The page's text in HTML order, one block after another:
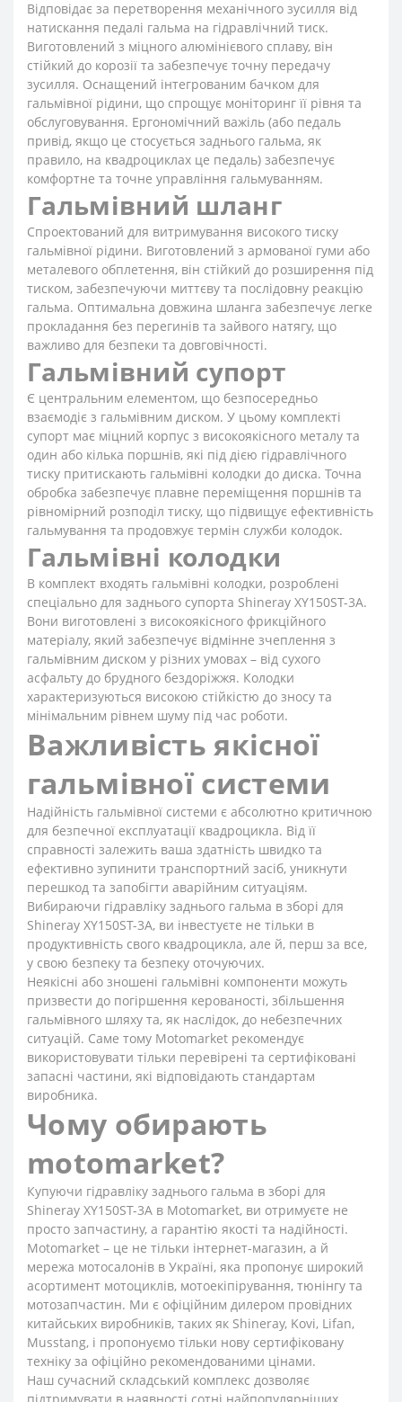
Відповідає за перетворення механічного зусилля від
натискання педалі гальма на гідравлічний тиск.
Виготовлений з міцного алюмінієвого сплаву, він
стійкий до корозії та забезпечує точну передачу
зусилля. Оснащений інтегрованим бачком для
гальмівної рідини, що спрощує моніторинг її рівня та
обслуговування. Ергономічний важіль (або педаль
привід, якщо це стосується заднього гальма, як
правило, на квадроциклах це педаль) забезпечує
комфортне та точне управління гальмуванням.
Гальмівний шланг
Спроектований для витримування високого тиску
гальмівної рідини. Виготовлений з армованої гуми або
металевого обплетення, він стійкий до розширення під
тиском, забезпечуючи миттєву та послідовну реакцію
гальма. Оптимальна довжина шланга забезпечує легке
прокладання без перегинів та зайвого натягу, що
важливо для безпеки та довговічності.
Гальмівний супорт
Є центральним елементом, що безпосередньо
взаємодіє з гальмівним диском. У цьому комплекті
супорт має міцний корпус з високоякісного металу та
один або кілька поршнів, які під дією гідравлічного
тиску притискають гальмівні колодки до диска. Точна
обробка забезпечує плавне переміщення поршнів та
рівномірний розподіл тиску, що підвищує ефективність
гальмування та продовжує термін служби колодок.
Гальмівні колодки
В комплект входять гальмівні колодки, розроблені
спеціально для заднього супорта Shineray XY150ST-3A.
Вони виготовлені з високоякісного фрикційного
матеріалу, який забезпечує відмінне зчеплення з
гальмівним диском у різних умовах – від сухого
асфальту до брудного бездоріжжя. Колодки
характеризуються високою стійкістю до зносу та
мінімальним рівнем шуму під час роботи.
Важливість якісної
гальмівної системи
Надійність гальмівної системи є абсолютно критичною
для безпечної експлуатації квадроцикла. Від її
справності залежить ваша здатність швидко та
ефективно зупинити транспортний засіб, уникнути
перешкод та запобігти аварійним ситуаціям.
Вибираючи гідравліку заднього гальма в зборі для
Shineray XY150ST-3A, ви інвестуєте не тільки в
продуктивність свого квадроцикла, але й, перш за все,
у свою безпеку та безпеку оточуючих.
Неякісні або зношені гальмівні компоненти можуть
призвести до погіршення керованості, збільшення
гальмівного шляху та, як наслідок, до небезпечних
ситуацій. Саме тому Motomarket рекомендує
використовувати тільки перевірені та сертифіковані
запасні частини, які відповідають стандартам
виробника.
Чому обирають
motomarket?
Купуючи гідравліку заднього гальма в зборі для
Shineray XY150ST-3A в Motomarket, ви отримуєте не
просто запчастину, а гарантію якості та надійності.
Motomarket – це не тільки інтернет-магазин, а й
мережа мотосалонів в Україні, яка пропонує широкий
асортимент мотоциклів, мотоекіпірування, тюнінгу та
мотозапчастин. Ми є офіційним дилером провідних
китайських виробників, таких як Shineray, Kovi, Lifan,
Musstang, і пропонуємо тільки нову сертифіковану
техніку за офіційно рекомендованими цінами.
Наш сучасний складський комплекс дозволяє